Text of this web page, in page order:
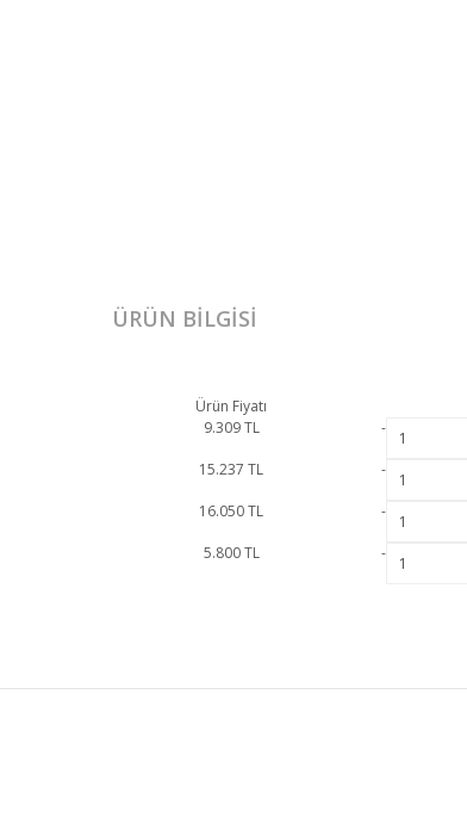
ÜRÜN BILGISI
Ürün Fiyatı
9.309TL -
15.237 TL -
16.050TL -
5.800TL -